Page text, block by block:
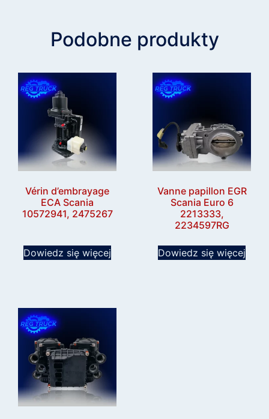
Podobne produkty
Vérin d’embrayage
ECA Scania
10572941, 2475267
Dowiedz się więcej
Vanne papillon EGR
Scania Euro 6
2213333,
2234597RG
Dowiedz się więcej